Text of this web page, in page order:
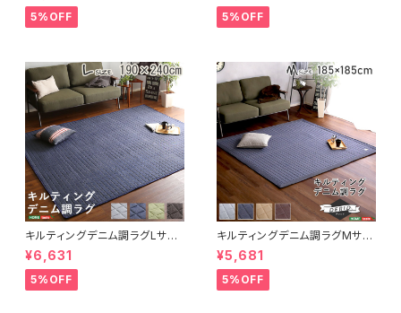
FRG-D2-M
5%OFF
トレア
5%OFF
キルティングデニム調ラグLサイ
ズ(190x240cm)オールシーズ
ン、滑り止め付き、手洗い対応【D
erid-デリッド-】 DRG-L
¥6,631
5%OFF
キルティングデニム調ラグMサイ
ズ(185x185cm)オールシーズ
ン、滑り止め付き、手洗い対応【D
erid-デリッド-】 DRG-M
¥5,681
5%OFF